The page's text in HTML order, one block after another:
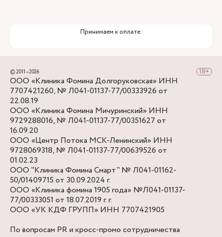
Принимаем к оплате:
© 2011—2026
ООО «Клиника Фомина Долгоруковская» ИНН
7707421260, № Л041-01137-77/00333926 от
22.08.19
ООО «Клиника Фомина Мичуринский» ИНН
9729288016, № Л041-01137-77/00351627 от
16.09.20
ООО «Центр Потока МСК-Ленинский» ИНН
9728069318, № Л041-01137-77/00639526 от
01.02.23
ООО "Клиника Фомина Смарт" № Л041-01162-
50/01409715 от 30.09.2024 г.
ООО «Клиника фомина 1905 года» №Л041-01137-
77/00333051 от 18.07.2019 г. г.
ООО «УК КДФ ГРУПП» ИНН 7707421905
По вопросам PR и кросс-промо сотрудничества